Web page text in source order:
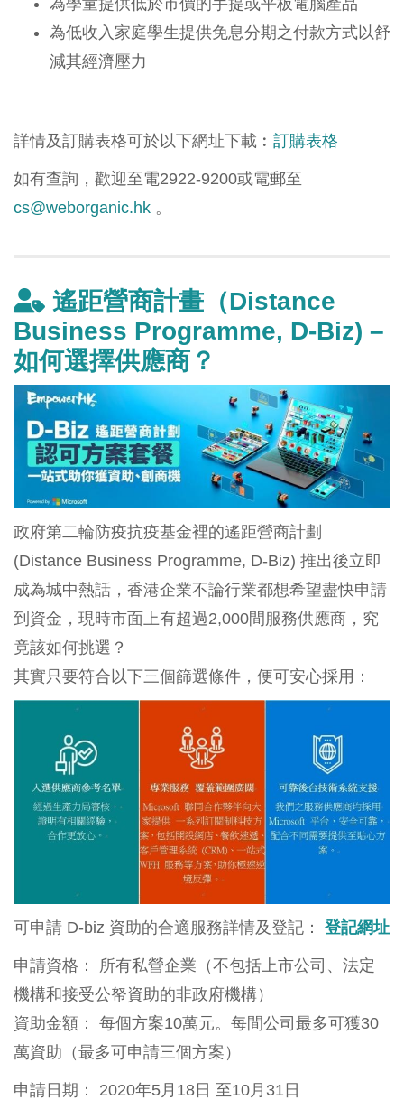
為學童提供低於市價的手提或平板電腦產品
為低收入家庭學生提供免息分期之付款方式以舒
減其經濟壓力
詳情及訂購表格可於以下網址下載︰ 訂購表格
如有查詢，歡迎至電2922-9200或電郵至
cs@weborganic.hk 。
遙距營商計畫（Distance
Business Programme, D-Biz) –
如何選擇供應商？
政府第二輪防疫抗疫基金裡的遙距營商計劃
(Distance Business Programme, D-Biz) 推出後立即
成為城中熱話，香港企業不論行業都想希望盡快申請
到資金，現時市面上有超過2,000間服務供應商，究
竟該如何挑選？
其實只要符合以下三個篩選條件，便可安心採用：
可申請 D-biz 資助的合適服務詳情及登記： 登記網址
申請資格： 所有私營企業（不包括上市公司、法定
機構和接受公帑資助的非政府機構）
資助金額： 每個方案10萬元。每間公司最多可獲30
萬資助（最多可申請三個方案）
申請日期： 2020年5月18日 至10月31日